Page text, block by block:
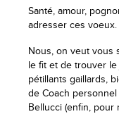
Santé, amour,
adresser ces voeux.
Nous, on veut vous
le fit et de trouver
pétillants gaillards,
de Coach
Bellucci (enfin,